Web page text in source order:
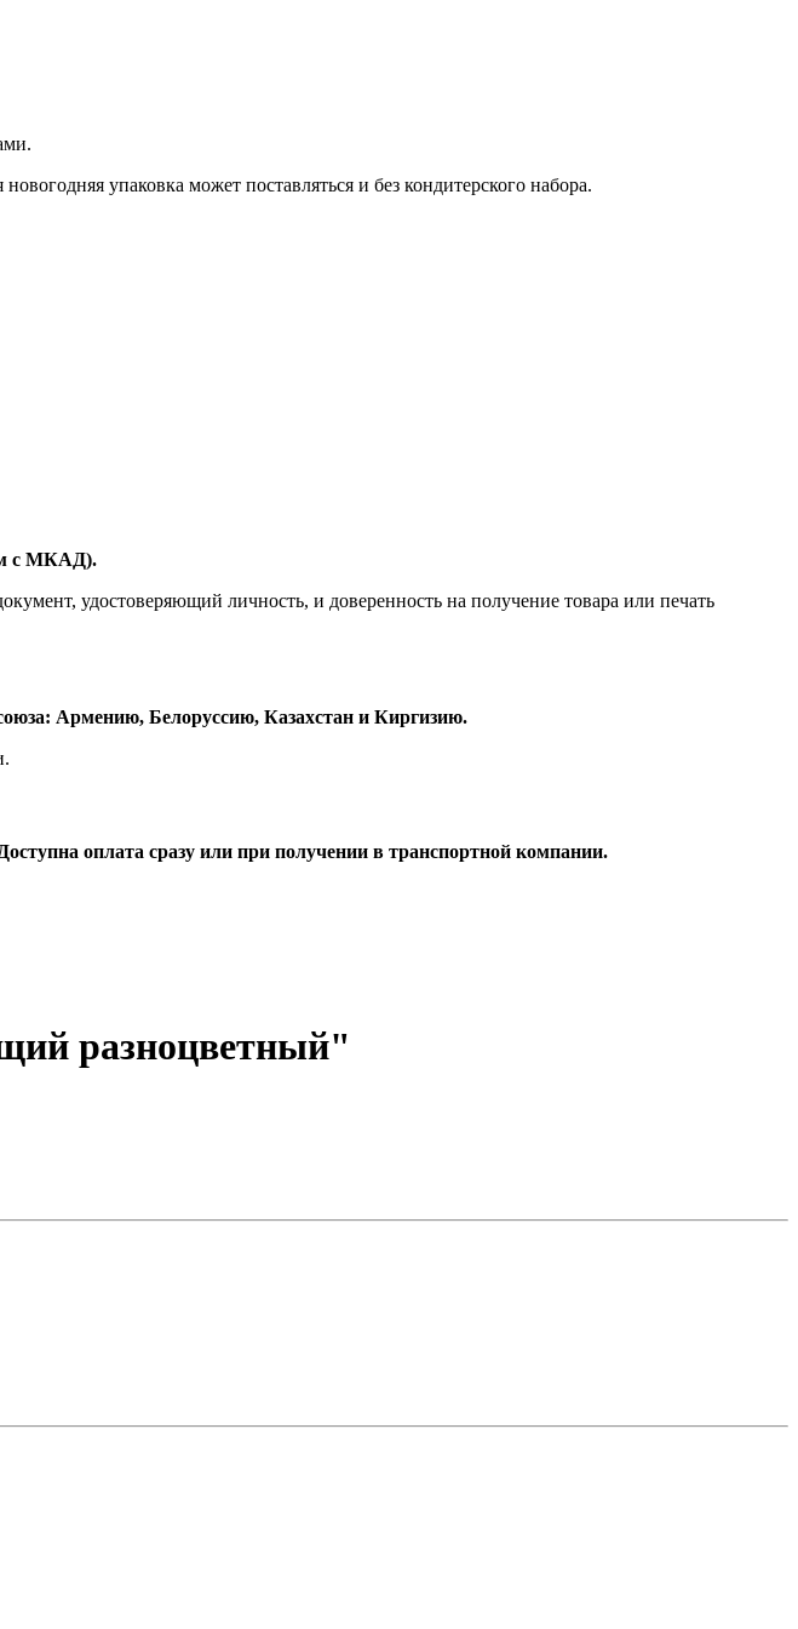
.
упаковка может поставляться и без кондитерского набора.
с МКАД).
удостоверяющий личность, и доверенность на получение товара или печать
Армению, Белоруссию, Казахстан и Киргизию.
оплата сразу или при получении в транспортной компании.
разноцветный"